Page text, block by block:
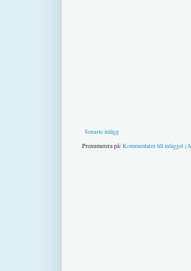
Senaste inlägg
Prenumerera på:Kommentarer till inlägget